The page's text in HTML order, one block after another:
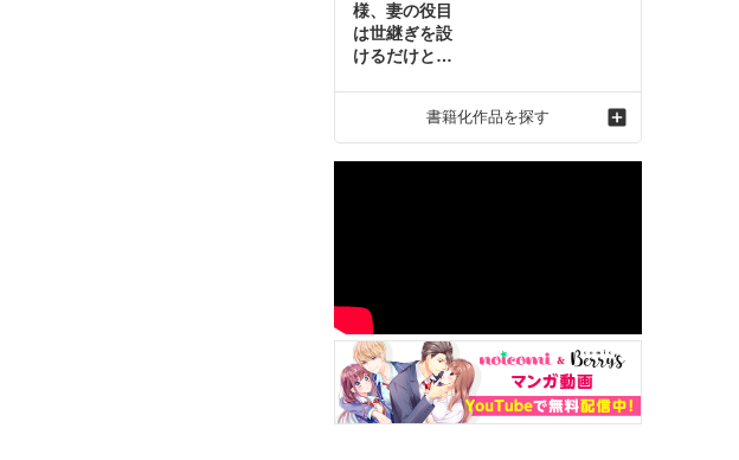
様、妻の役目
は世継ぎを設
けるだけと聞
れ才女の幸せ
な結婚～2
書籍化作品を探す